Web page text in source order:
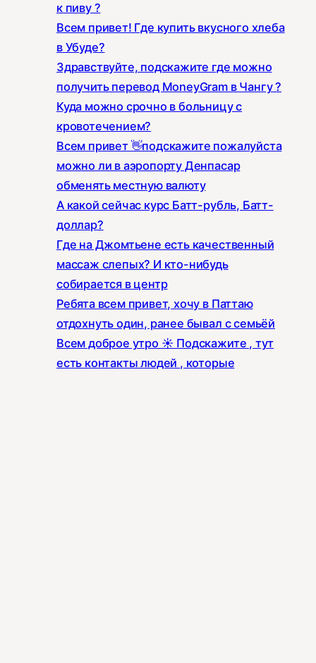
к пиву ?
Всем привет! Где купить вкусного хлеба
в Убуде?
Здравствуйте, подскажите где можно
получить перевод MoneyGram в Чангу ?
Куда можно срочно в больницу с
кровотечением?
Всем привет 👋подскажите пожалуйста
можно ли в аэропорту Денпасар
обменять местную валюту
А какой сейчас курс Батт-рубль, Батт-
доллар?
Где на Джомтьене есть качественный
массаж слепых? И кто-нибудь
собирается в центр
Ребята всем привет, хочу в Паттаю
отдохнуть один, ранее бывал с семьёй
Всем доброе утро ☀️ Подскажите , тут
есть контакты людей , которые